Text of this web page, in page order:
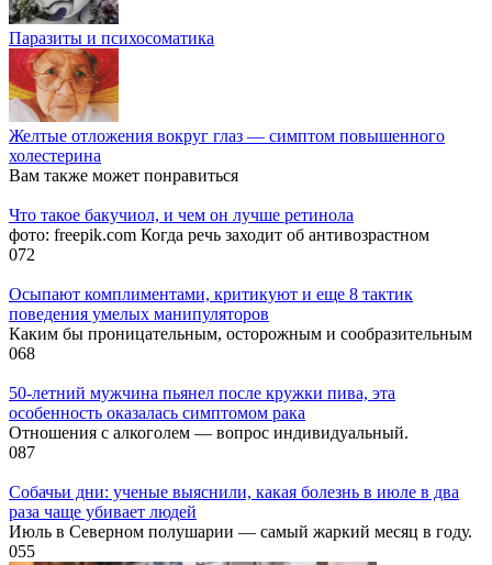
Паразиты и психосоматика
Желтые отложения вокруг глаз — симптом повышенного
холестерина
Вам также может понравиться
Что такое бакучиол, и чем он лучше ретинола
фото: freepik.com Когда речь заходит об антивозрастном
072
Осыпают комплиментами, критикуют и еще 8 тактик
поведения умелых манипуляторов
Каким бы проницательным, осторожным и сообразительным
068
50-летний мужчина пьянел после кружки пива, эта
особенность оказалась симптомом рака
Отношения с алкоголем — вопрос индивидуальный.
087
Собачьи дни: ученые выяснили, какая болезнь в июле в два
раза чаще убивает людей
Июль в Северном полушарии — самый жаркий месяц в году.
055